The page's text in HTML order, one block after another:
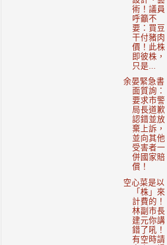
術！議員
呼籲不
要：買豆
干付豬肉
價！此株
即彼株，
只是...
余晏緊急書
面質詢：
要求市警
局長道歉
認錯並放
棄上訴，
並向其他
受害者一
併國家賠
償！
空心菜是以
「株」來
計費的！
林副市長
建元你講
錯了吼！
有空時請